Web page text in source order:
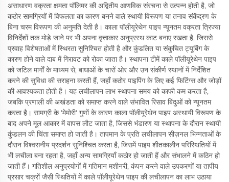
असाधारण वक्रता क्षमता पॉलिमर की अद्वितीय आणविक संरचना से उत्पन्न होती है, जो
कठोर सामग्रियों में विफलता का कारण बनने वाले स्थायी विरूपण या तनाव संकेंद्रण के
बिना चरम विरूपण की अनुमति देती है। काला पॉलीयूरेथेन पाइप न्यूनतम वक्रता त्रिज्या
विनिर्देशों तक मोड़े जाने पर भी अपना वृत्ताकार अनुप्रस्थ काट बनाए रखता है, जिससे
प्रवाह विशेषताओं में स्थिरता सुनिश्चित होती है और कुंडलित या संकुचित ट्यूबिंग के
कारण होने वाले दाब में गिरावट को रोका जाता है। स्थापना टीमें काले पॉलीयूरेथेन पाइप
को जटिल मार्गों के माध्यम से, बाधाओं के चारों ओर और उन संकीर्ण स्थानों में निर्देशित
करने की सुविधा की सराहना करती हैं, जहाँ कठोर पाइपिंग के लिए कई फिटिंग्स और जोड़ों
की आवश्यकता होती है। यह लचीलापन लाभ स्थापना समय को काफी कम करता है,
जबकि प्रणाली की अखंडता को समाप्त करने वाले संभावित रिसाव बिंदुओं को न्यूनतम
करता है। सामग्री के 'मेमोरी' गुणों के कारण काला पॉलीयूरेथेन पाइप अस्थायी विरूपण के
बाद अपने मूल आकार में वापस लौट जाता है, जिससे भंडारण या स्थापना के दौरान स्थायी
कुंडलन की चिंता समाप्त हो जाती है। तापमान के प्रति लचीलापन सीज़नल भिन्नताओं के
दौरान विश्वसनीय प्रदर्शन सुनिश्चित करता है, जिसमें पाइप शीतकालीन परिस्थितियों में
भी लचीला बना रहता है, जहाँ अन्य सामग्रियाँ कठोर हो जाती हैं और संभालने में कठिन हो
जाती हैं। गतिशील अनुप्रयोगों में गतिमान मशीनरी, कंपन करने वाले उपकरणों या तापीय
प्रसार चक्रों जैसी स्थितियों में काले पॉलीयूरेथेन पाइप की लचीलापन का लाभ उठाया